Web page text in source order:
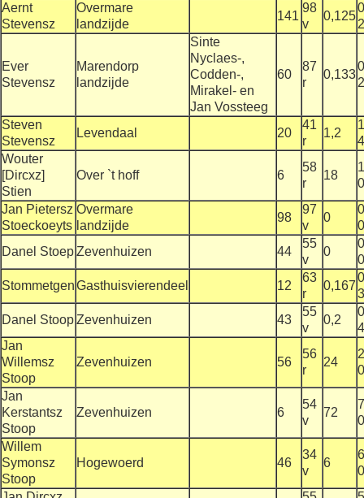
Aernt
Stevensz
Overmare
landzijde
141
98
v
0,125
Ever
Stevensz
Marendorp
landzijde
Sinte
Nyclaes-,
Codden-,
Mirakel- en
Jan Vossteeg
60
87
r
0,133
Steven
Stevensz
Levendaal 20
41
r
1,2
Wouter
[Dircxz]
Stien
Over `t hoff 6
58
r
18
Jan Pietersz
Stoeckoeyts
Overmare
landzijde
98
97
v
0
Danel StoepZevenhuizen 44
55
v
0
StommetgenGasthuisvierendeel 12
63
r
0,167
Danel StoopZevenhuizen 43
55
v
0,2
Jan
Willemsz
Stoop
Zevenhuizen 56
56
r
24
Jan
Kerstantsz
Stoop
Zevenhuizen 6
54
v
72
Willem
Symonsz
Stoop
Hogewoerd 46
34
v
6